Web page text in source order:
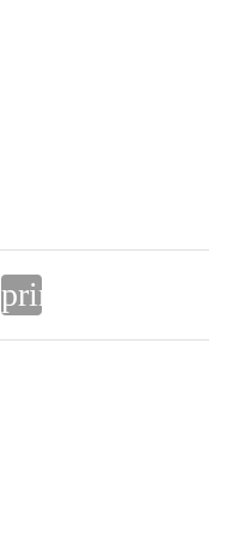
print